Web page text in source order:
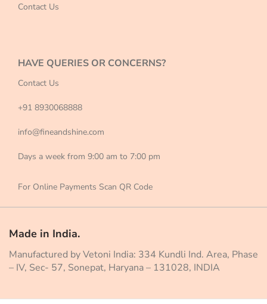
Contact Us
HAVE QUERIES OR CONCERNS?
Contact Us
+91 8930068888
info@fineandshine.com
Days a week from 9:00 am to 7:00 pm
For Online Payments Scan QR Code
Made in India.
Manufactured by Vetoni India: 334 Kundli Ind. Area, Phase
– IV, Sec- 57, Sonepat, Haryana – 131028, INDIA